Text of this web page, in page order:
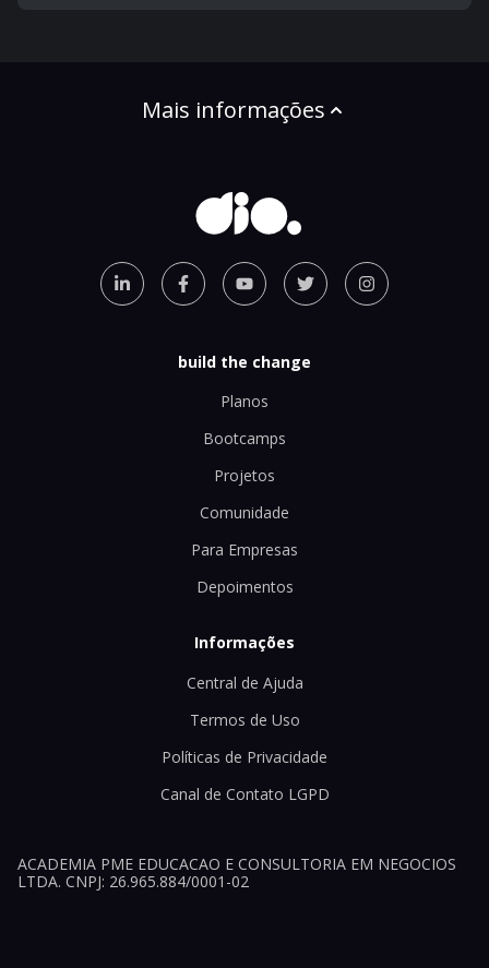
Mais informações
build the change
Planos
Bootcamps
Projetos
Comunidade
Para Empresas
Depoimentos
Informações
Central de Ajuda
Termos de Uso
Políticas de Privacidade
Canal de Contato LGPD
ACADEMIA PME EDUCACAO E CONSULTORIA EM NEGOCIOS
LTDA. CNPJ: 26.965.884/0001-02